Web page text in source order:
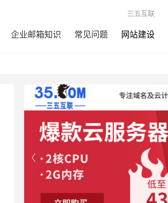
企业邮箱知识 常见问题 网站建设
三五互联
